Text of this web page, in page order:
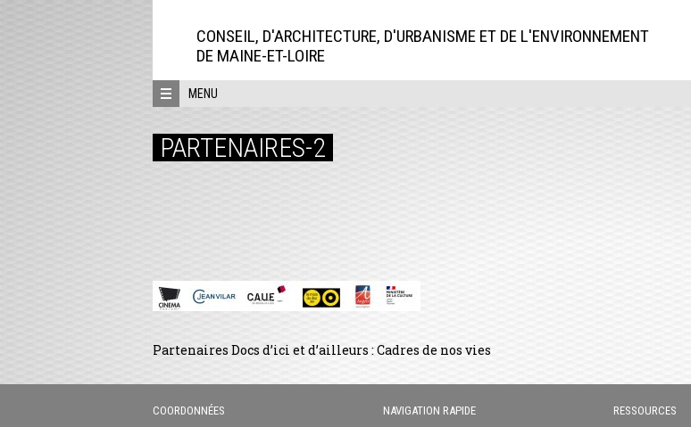
CONSEIL, D'ARCHITECTURE, D'URBANISME ET DE L'ENVIRONNEMENT
DE MAINE-ET-LOIRE
MENU
PARTENAIRES-2
Partenaires Docs d’ici et d’ailleurs : Cadres de nos vies
COORDONNÉES NAVIGATION RAPIDE RESSOURCES